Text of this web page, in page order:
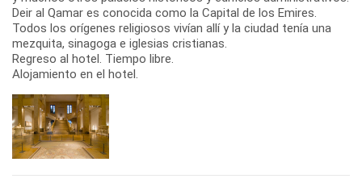
Deir al Qamar es conocida como la Capital de los Emires.
Todos los orígenes religiosos vivían allí y la ciudad tenía una
mezquita, sinagoga e iglesias cristianas.
Regreso al hotel. Tiempo libre.
Alojamiento en el hotel.